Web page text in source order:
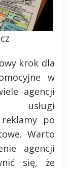
krok dla
w
agencji
usługi
po
Warto
agencji
się, że